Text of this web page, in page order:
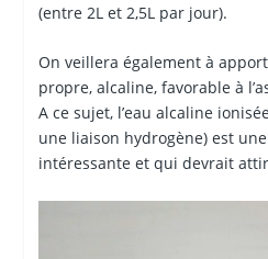
(entre 2L et 2,5L par jour).
On veillera également à
propre, alcaline, favorable à
A ce sujet, l’eau alcaline
une liaison hydrogène) est
intéressante et qui devrait